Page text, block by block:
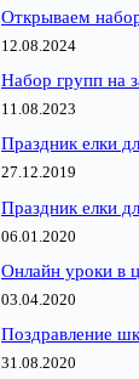
Открываем
12.08.2024
Набор групп на
11.08.2023
Праздник елки
27.12.2019
Праздник елки
06.01.2020
Онлайн уроки в
03.04.2020
Поздравление
31.08.2020